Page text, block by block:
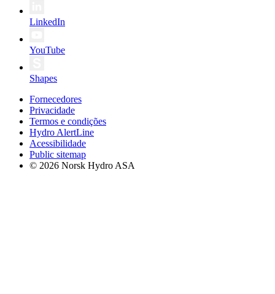
LinkedIn
YouTube
Shapes
Fornecedores
Privacidade
Termos e condições
Hydro AlertLine
Acessibilidade
Public sitemap
© 2026 Norsk Hydro ASA